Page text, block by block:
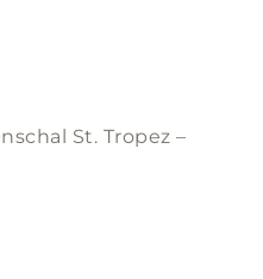
St. Tropez –